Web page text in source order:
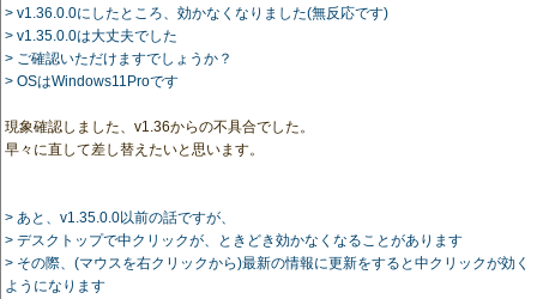
> v1.36.0.0にしたところ、効かなくなりました(無反応です)
> v1.35.0.0は大丈夫でした
> ご確認いただけますでしょうか？
> OSはWindows11Proです
現象確認しました、v1.36からの不具合でした。
早々に直して差し替えたいと思います。
> あと、v1.35.0.0以前の話ですが、
> デスクトップで中クリックが、ときどき効かなくなることがあります
> その際、(マウスを右クリックから)最新の情報に更新をすると中クリックが効く
ようになります